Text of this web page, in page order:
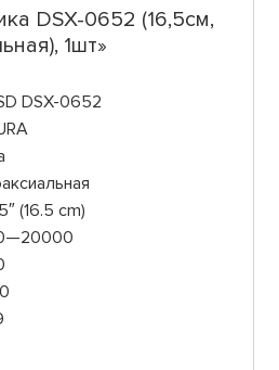
DSX-0652 (16,5см,
1шт»
DSX-0652
(16.5 cm)